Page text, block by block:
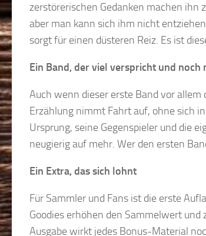
zerstörerischen Gedanken machen
aber man kann sich ihm nicht
sorgt für einen düsteren Reiz. Es ist
Ein Band, der viel verspricht und noch
Auch wenn dieser erste Band vor
Erzählung nimmt Fahrt auf, ohne sich
Ursprung, seine Gegenspieler und die
neugierig auf mehr. Wer den ersten
Ein Extra, das sich lohnt
Für Sammler und Fans ist die erste
Goodies erhöhen den Sammelwert und
Ausgabe wirkt jedes Bonus-Material